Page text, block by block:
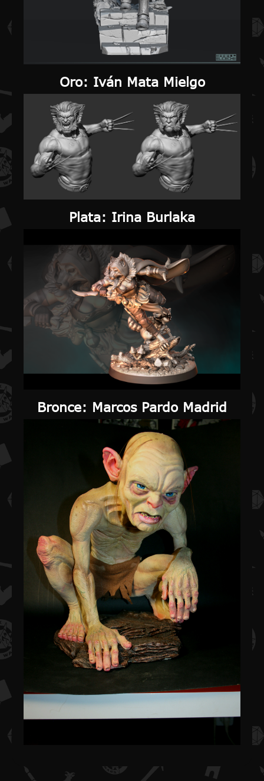
Oro: Iván Mata Mielgo
Plata: Irina Burlaka
Bronce: Marcos Pardo Madrid